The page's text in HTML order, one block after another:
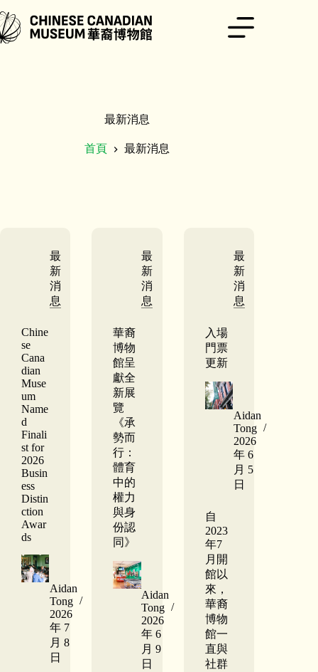
至
主
最新消息
首頁 最新消息
最
新
消
息
Chine
se
Cana
dian
Muse
um
Name
d
Finali
st for
2026
Busin
ess
Distin
ction
Awar
ds
Aidan
Tong
2026
年 7
月 8
日
最
新
消
息
華裔
博物
館呈
獻全
新展
覽
《承
勢而
行：
體育
中的
權力
與身
份認
同》
Aidan
Tong
2026
年 6
月 9
日
最
新
消
息
入場
門票
更新
Aidan
Tong
2026
年 6
月 5
日
自
2023
年7
月開
館以
來，
華裔
博物
館一
直與
社群